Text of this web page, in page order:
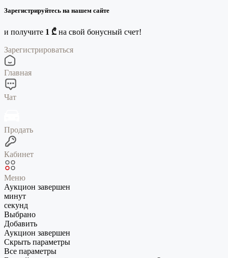
Зарегистрируйтесь на нашем сайте
и получите 1 ₾ на свой бонусный счет!
Зарегистрироваться
Главная
Чат
Продать
Кабинет
Меню
Аукцион завершен
минут
секунд
Выбрано
Добавить
Аукцион завершен
Скрыть параметры
Все параметры